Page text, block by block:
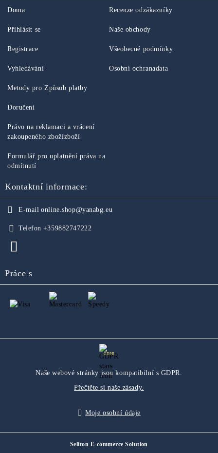
Doma
Přihlásit se
Registrace
Vyhledávání
Recenze odzákazníky
Naše obchody
Všeobecné podmínky
Osobní ochranadata
Metody pro Způsob platby
Doručení
Právo na reklamaci a vrácení
zakoupeného zbožízboží
Formulář pro uplatnění práva na
odmítnutí
Kontaktní informace:
E-mail online.shop@yanabg.eu
Telefon +359882747222
Práce s
GDPR
Naše webové stránky jsou kompatibilní s GDPR.
Přečtěte si naše zásady.
Moje osobní údaje
Seliton E-commerce Solution